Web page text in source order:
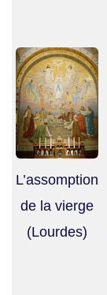
L’assomption
de la vierge
(Lourdes)